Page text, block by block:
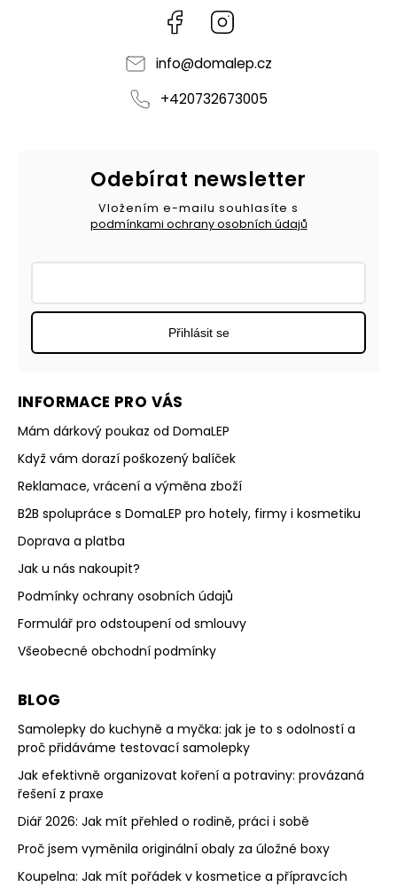
Facebook
info@domalep.cz
+420732673005
INFORMACE PRO VÁS
Mám dárkový poukaz od DomaLEP
Když vám dorazí poškozený balíček
Reklamace, vrácení a výměna zboží
B2B spolupráce s DomaLEP pro hotely, firmy i kosmetiku
Doprava a platba
Jak u nás nakoupit?
Podmínky ochrany osobních údajů
Formulář pro odstoupení od smlouvy
Všeobecné obchodní podmínky
BLOG
Samolepky do kuchyně a myčka: jak je to s odolností a
proč přidáváme testovací samolepky
Jak efektivně organizovat koření a potraviny: provázaná
řešení z praxe
Diář 2026: Jak mít přehled o rodině, práci i sobě
Proč jsem vyměnila originální obaly za úložné boxy
Koupelna: Jak mít pořádek v kosmetice a přípravcích
Odebírat newsletter
Vložením e-mailu souhlasíte s
podmínkami ochrany osobních údajů
Přihlásit se